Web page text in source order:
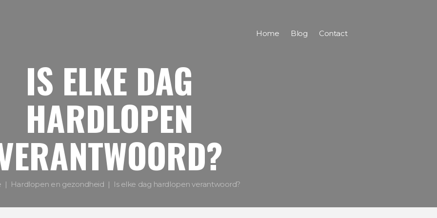
Home Blog Contact
IS ELKE DAG
HARDLOPEN
Hardlopen en gezondheid Is elke dag hardlopen verantwoord?